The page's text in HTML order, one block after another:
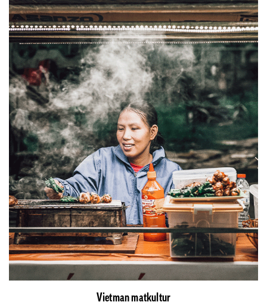
Vietman matkultur